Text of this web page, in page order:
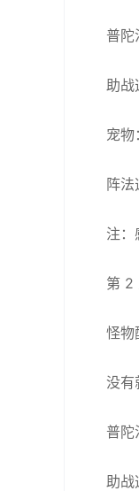
普陀
助战
宠物
阵
注：
第
怪物
没有
普陀
助战